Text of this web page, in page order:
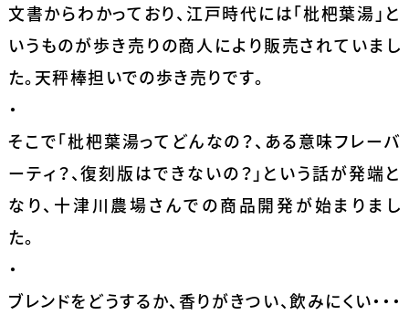
文書からわかっており、江戸時代には「枇杷葉湯」と
いうものが歩き売りの商人により販売されていまし
た。天秤棒担いでの歩き売りです。
・
そこで「枇杷葉湯ってどんなの？、ある意味フレーバ
ーティ？、復刻版はできないの？」という話が発端と
なり、十津川農場さんでの商品開発が始まりまし
た。
・
ブレンドをどうするか、香りがきつい、飲みにくい・・・